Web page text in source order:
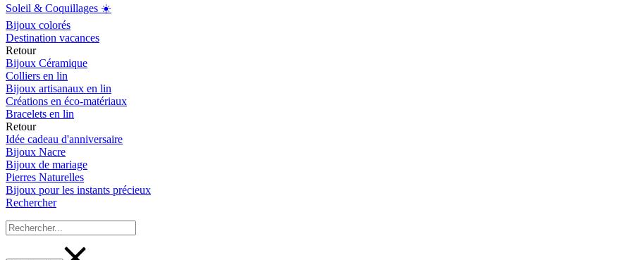
Soleil & Coquillages ☀️
Bijoux colorés
Destination vacances
Retour
Bijoux Céramique
Colliers en lin
Bijoux artisanaux en lin
Créations en éco-matériaux
Bracelets en lin
Retour
Idée cadeau d'anniversaire
Bijoux Nacre
Bijoux de mariage
Pierres Naturelles
Bijoux pour les instants précieux
Rechercher